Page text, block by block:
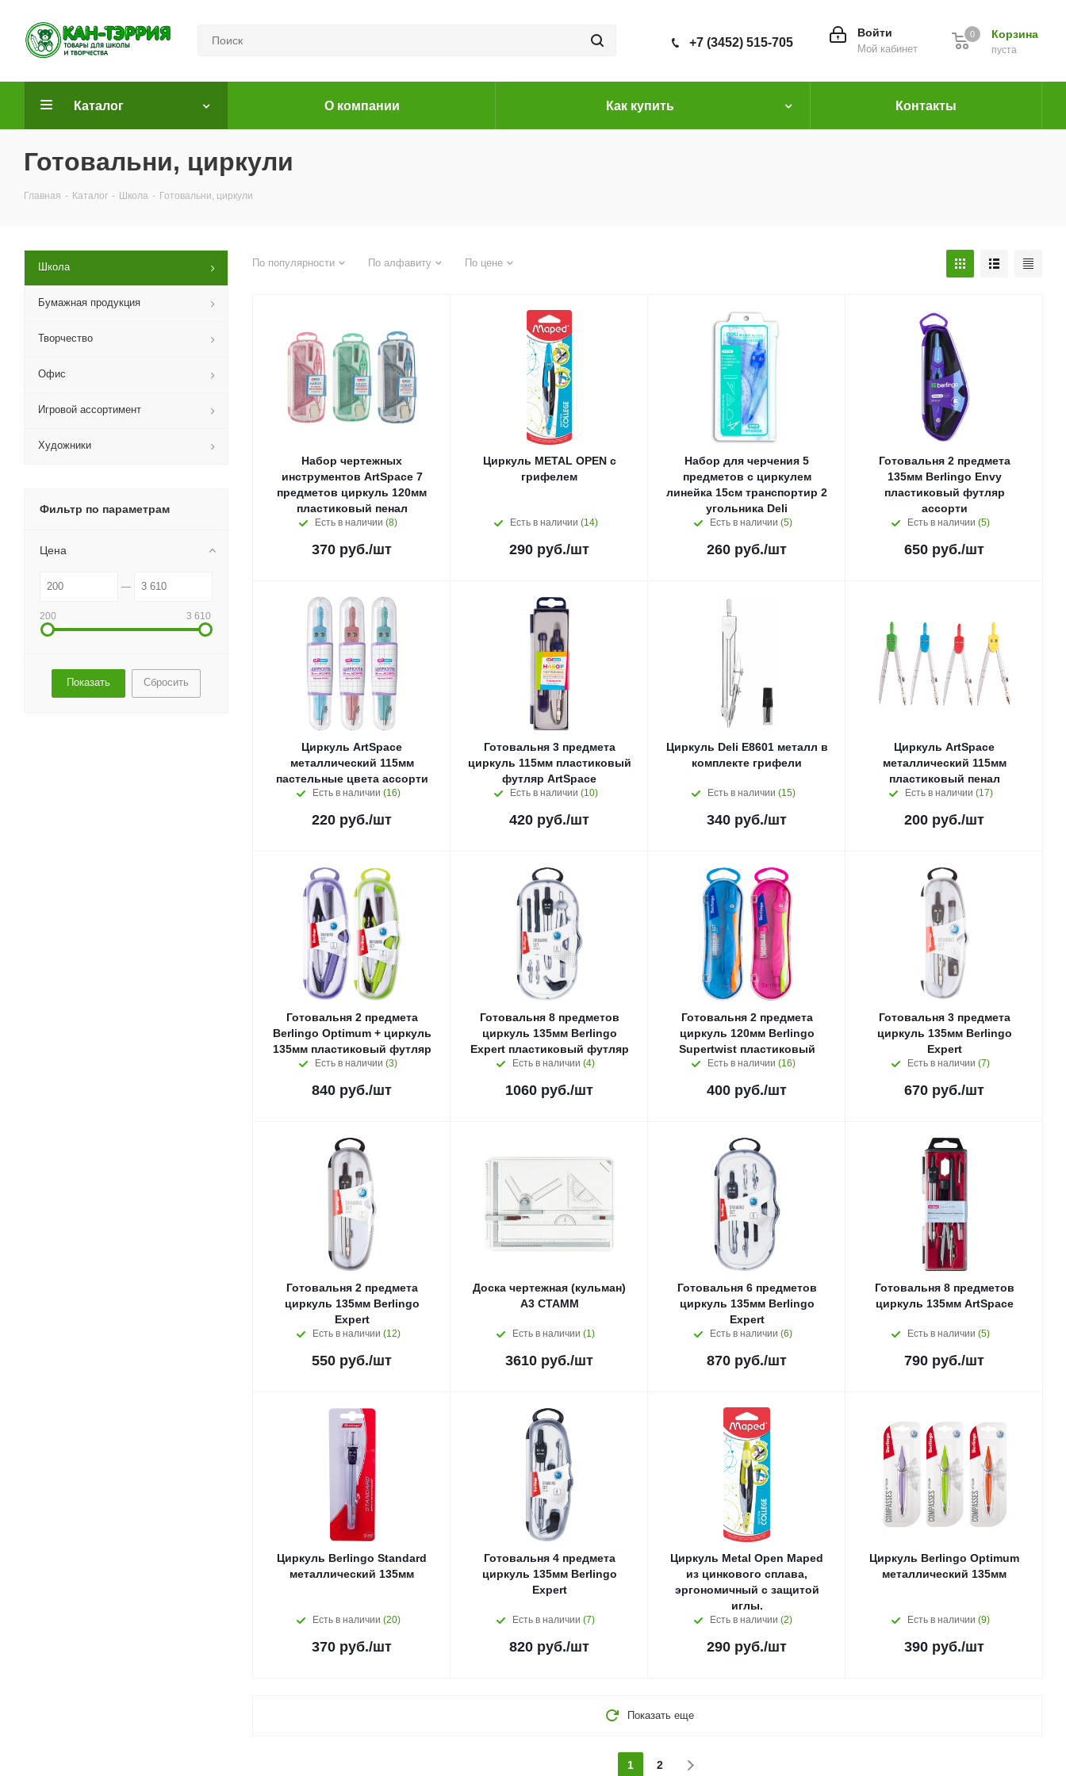
Корзина
пуста
0
Войти
Мой кабинет
+7 (3452) 515-705
Каталог О компании Как купить Контакты
Готовальни, циркули
Главная - Каталог - Школа - Готовальни, циркули
По популярности По алфавиту По цене
Набор чертежных
инструментов ArtSpace 7
предметов циркуль 120мм
пластиковый пенал
Есть в наличии (8)
370 руб./шт
Циркуль METAL OPEN с
грифелем
Есть в наличии (14)
290 руб./шт
Набор для черчения 5
предметов с циркулем
линейка 15см транспортир 2
угольника Deli
Есть в наличии (5)
260 руб./шт
Готовальня 2 предмета
135мм Berlingo Envy
пластиковый футляр
ассорти
Есть в наличии (5)
650 руб./шт
Циркуль ArtSpace
металлический 115мм
пастельные цвета ассорти
Есть в наличии (16)
220 руб./шт
Готовальня 3 предмета
циркуль 115мм пластиковый
футляр ArtSpace
Есть в наличии (10)
420 руб./шт
Циркуль Deli E8601 металл в
комплекте грифели
Есть в наличии (15)
340 руб./шт
Циркуль ArtSpace
металлический 115мм
пластиковый пенал
Есть в наличии (17)
200 руб./шт
Готовальня 2 предмета
Berlingo Optimum + циркуль
135мм пластиковый футляр
Есть в наличии (3)
840 руб./шт
Готовальня 8 предметов
циркуль 135мм Berlingo
Expert пластиковый футляр
Есть в наличии (4)
1060 руб./шт
Готовальня 2 предмета
циркуль 120мм Berlingo
Supertwist пластиковый
Есть в наличии (16)
400 руб./шт
Готовальня 3 предмета
циркуль 135мм Berlingo
Expert
Есть в наличии (7)
670 руб./шт
Готовальня 2 предмета
циркуль 135мм Berlingo
Expert
Есть в наличии (12)
550 руб./шт
Доска чертежная (кульман)
А3 СТАММ
Есть в наличии (1)
3610 руб./шт
Готовальня 6 предметов
циркуль 135мм Berlingo
Expert
Есть в наличии (6)
870 руб./шт
Готовальня 8 предметов
циркуль 135мм ArtSpace
Есть в наличии (5)
790 руб./шт
Циркуль Berlingo Standard
металлический 135мм
Есть в наличии (20)
370 руб./шт
Готовальня 4 предмета
циркуль 135мм Berlingo
Expert
Есть в наличии (7)
820 руб./шт
Циркуль Metal Open Maped
из цинкового сплава,
эргономичный с защитой
иглы.
Есть в наличии (2)
290 руб./шт
Циркуль Berlingo Optimum
металлический 135мм
Есть в наличии (9)
390 руб./шт
Показать еще
1 2
Школа
Бумажная продукция
Творчество
Офис
Игровой ассортимент
Художники
Фильтр по параметрам
Цена
200 3 610
Сбросить